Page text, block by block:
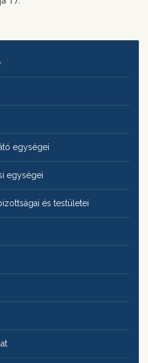
egységei
egységei
és testületei